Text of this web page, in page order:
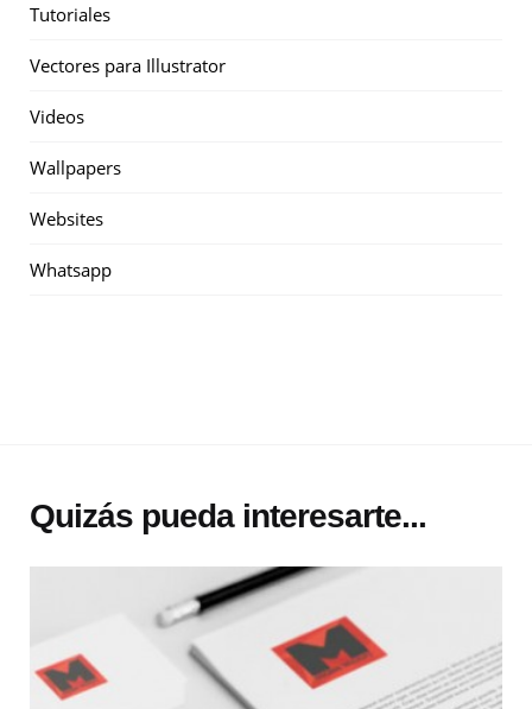
Tutoriales
Vectores para Illustrator
Videos
Wallpapers
Websites
Whatsapp
Quizás pueda interesarte...